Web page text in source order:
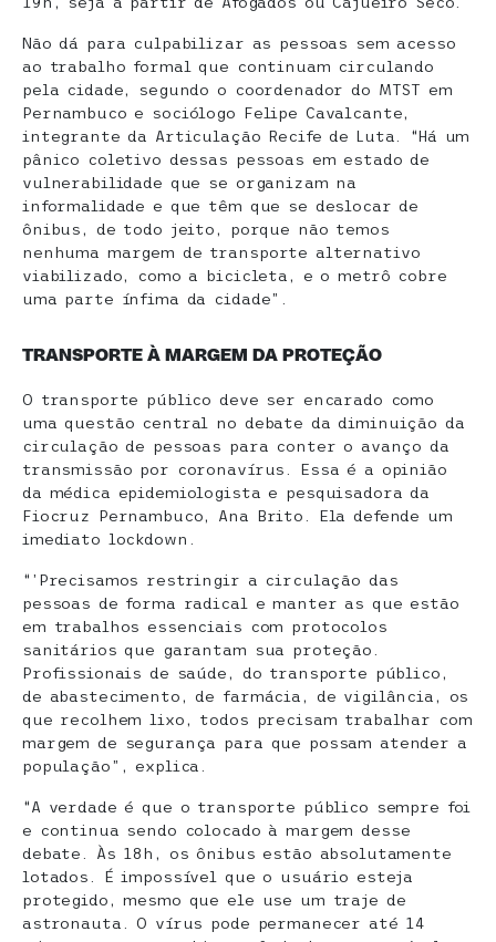
Não dá para culpabilizar as pessoas sem acesso
ao trabalho formal que continuam circulando
pela cidade, segundo o coordenador do MTST em
Pernambuco e sociólogo Felipe Cavalcante,
integrante da Articulação Recife de Luta. “Há um
pânico coletivo dessas pessoas em estado de
vulnerabilidade que se organizam na
informalidade e que têm que se deslocar de
ônibus, de todo jeito, porque não temos
nenhuma margem de transporte alternativo
viabilizado, como a bicicleta, e o metrô cobre
uma parte ínfima da cidade”.
TRANSPORTE À MARGEM DA PROTEÇÃO
O transporte público deve ser encarado como
uma questão central no debate da diminuição da
circulação de pessoas para conter o avanço da
transmissão por coronavírus. Essa é a opinião
da médica epidemiologista e pesquisadora da
Fiocruz Pernambuco, Ana Brito. Ela defende um
imediato lockdown.
“’Precisamos restringir a circulação das
pessoas de forma radical e manter as que estão
em trabalhos essenciais com protocolos
sanitários que garantam sua proteção.
Profissionais de saúde, do transporte público,
de abastecimento, de farmácia, de vigilância, os
que recolhem lixo, todos precisam trabalhar com
margem de segurança para que possam atender a
população”, explica.
“A verdade é que o transporte público sempre foi
e continua sendo colocado à margem desse
debate. Às 18h, os ônibus estão absolutamente
lotados. É impossível que o usuário esteja
protegido, mesmo que ele use um traje de
astronauta. O vírus pode permanecer até 14